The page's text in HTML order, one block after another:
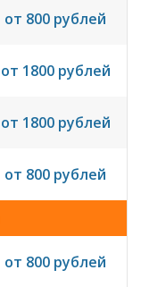
от 800 рублей
от 1800 рублей
от 1800 рублей
от 800 рублей
от 800 рублей